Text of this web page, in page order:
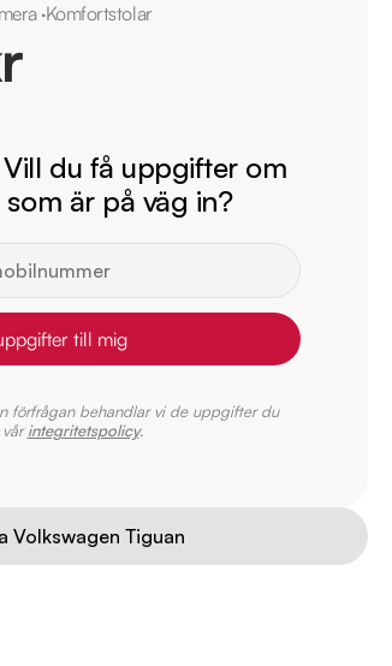
·Komfortstolar
du få uppgifter om
är på väg in?
till mig
förfrågan behandlar vi de uppgifter du
vårintegritetspolicy.
Volkswagen Tiguan